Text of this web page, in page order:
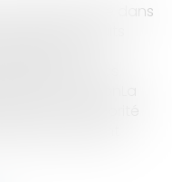
aérienne dans
de produits
aux
ou les
d'un avionLa
"que la majorité
seraient